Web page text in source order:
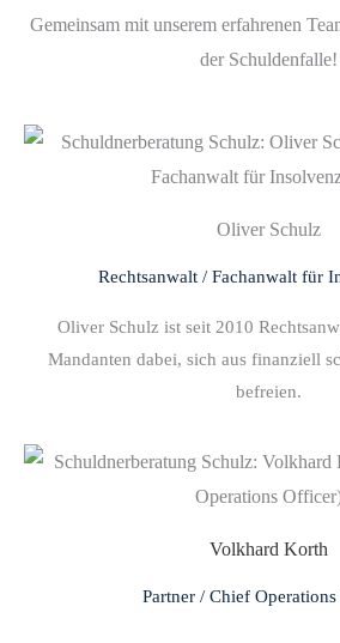
Gemeinsam mit unserem erfahrenen
der Schuldenfalle!
Oliver Schulz
Rechtsanwalt / Fachanwalt für
Oliver Schulz ist seit 2010
Mandanten dabei, sich aus finanziell
befreien.
Volkhard Korth
Partner / Chief